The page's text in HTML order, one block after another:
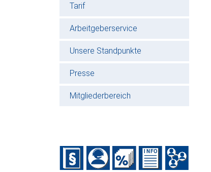
Tarif
Arbeitgeberservice
Unsere Standpunkte
Presse
Mitgliederbereich